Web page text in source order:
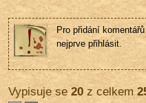
Pro přidání
nejprve přihlásit.
Vypisuje se 20z celkem